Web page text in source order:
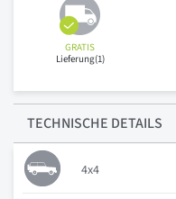
GRATIS
Lieferung(1)
TECHNISCHE DETAILS
4x4